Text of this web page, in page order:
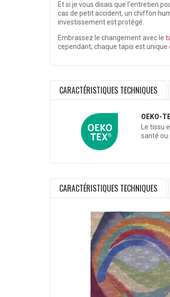
Et si je vous disais que l'entretien
cas de petit accident, un chiffon
investissement est protégé.
Embrassez le changement avec le
cependant, chaque tapis est
CARACTÉRISTIQUES TECHNIQUES
OEKO-
Le tissu
santé ou
CARACTÉRISTIQUES TECHNIQUES